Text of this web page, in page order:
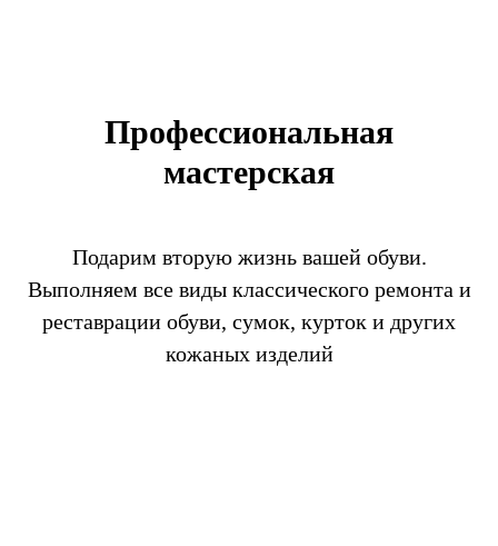
Профессиональная
мастерская
Подарим вторую жизнь вашей обуви.
Выполняем все виды классического ремонта и
реставрации обуви, сумок, курток и других
кожаных изделий